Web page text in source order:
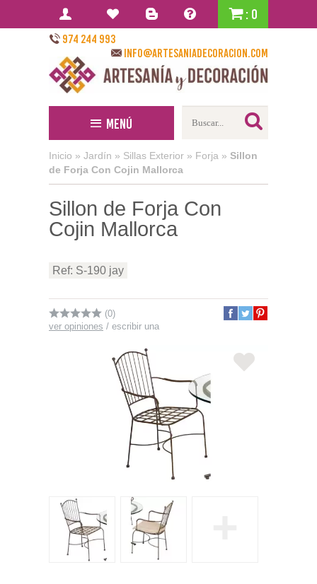
: 0
974 244 993
info@artesaniadecoracion.com
Menú
Inicio » Jardín » Sillas Exterior » Forja » Sillon
de Forja Con Cojin Mallorca
Sillon de Forja Con
Cojin Mallorca
Ref: S-190 jay
(0)
ver opiniones / escribir una